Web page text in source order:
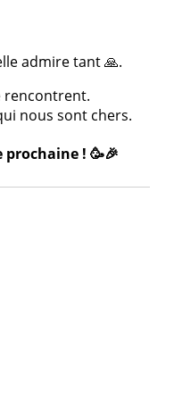
admire tant 🙏.
rencontrent.
nous sont chers.
! 🥳🎉